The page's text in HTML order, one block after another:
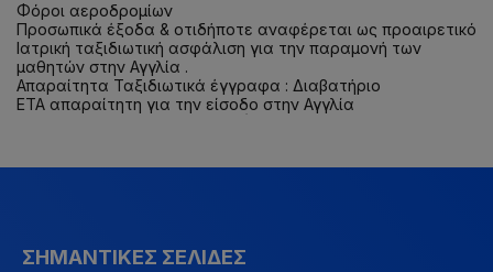
Φόροι αεροδρομίων
Προσωπικά έξοδα & οτιδήποτε αναφέρεται ως προαιρετικό
Ιατρική ταξιδιωτική ασφάλιση για την παραμονή των
μαθητών στην Αγγλία .
Απαραίτητα Ταξιδιωτικά έγγραφα : Διαβατήριο
ΕΤΑ απαραίτητη για την είσοδο στην Αγγλία
ΣΗΜΑΝΤΙΚΈΣ ΣΕΛΊΔΕΣ